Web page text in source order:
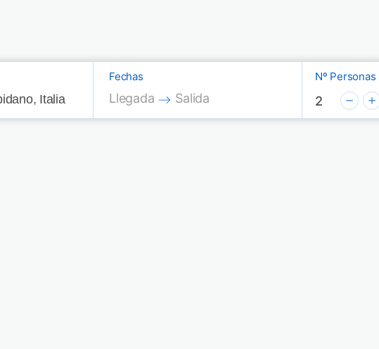
Fechas
Press the down arrow key to interact with
Llegada
Press the down arrow key to
Salida
Nº Personas
2